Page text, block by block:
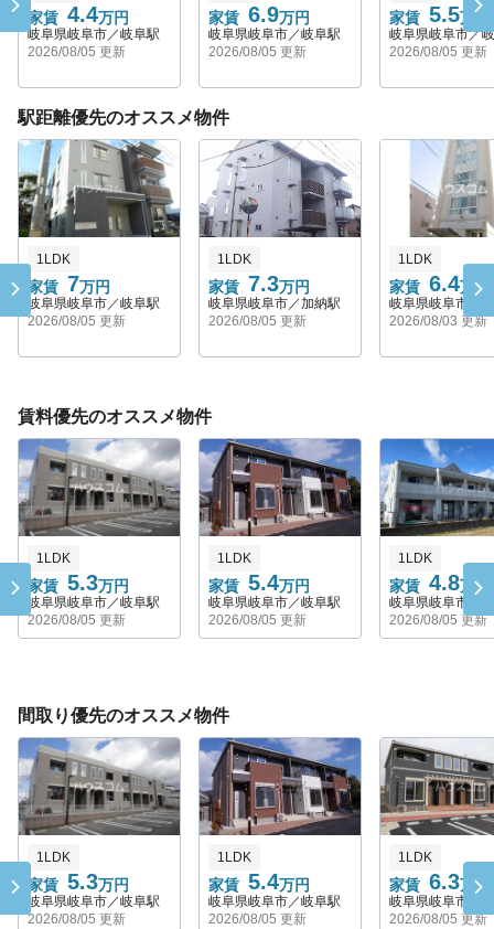
家賃 4.4万円
岐阜県岐阜市／岐阜駅
2026/08/05 更新
家賃 6.9万円
岐阜県岐阜市／岐阜駅
2026/08/05 更新
家賃 5.5万円
岐阜県岐阜市／
2026/08/05 更新
駅距離優先のオススメ物件
家賃 7万円
1LDK
岐阜県岐阜市／岐阜駅
2026/08/05 更新
家賃 7.3万円
1LDK
岐阜県岐阜市／加納駅
2026/08/05 更新
家賃 6.4万円
1LDK
岐阜県岐阜市／
2026/08/03 更新
賃料優先のオススメ物件
家賃 5.3万円
1LDK
岐阜県岐阜市／岐阜駅
2026/08/05 更新
家賃 5.4万円
1LDK
岐阜県岐阜市／岐阜駅
2026/08/05 更新
家賃 4.8万円
1LDK
岐阜県岐阜市／
2026/08/05 更新
間取り優先のオススメ物件
家賃 5.3万円
1LDK
岐阜県岐阜市／岐阜駅
2026/08/05 更新
家賃 5.4万円
1LDK
岐阜県岐阜市／岐阜駅
2026/08/05 更新
家賃 6.3万円
1LDK
岐阜県岐阜市／
2026/08/05 更新